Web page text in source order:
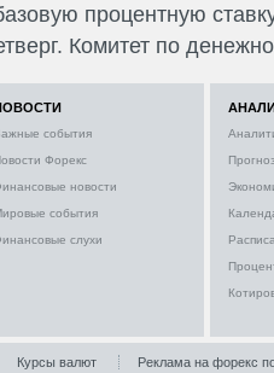
процентную
Комитет по
события
Форекс
новости
события
слухи
Курсы валют Реклама на форекс